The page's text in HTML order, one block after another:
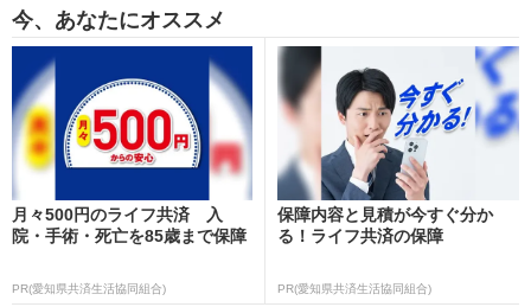
今、あなたにオススメ
月々500円のライフ共済 入
院・手術・死亡を85歳まで保障
PR(愛知県共済生活協同組合)
保障内容と見積が今すぐ分か
る！ライフ共済の保障
PR(愛知県共済生活協同組合)